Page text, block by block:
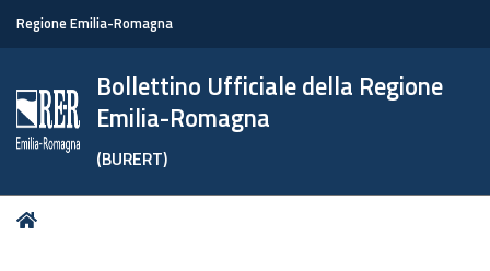
Regione Emilia-Romagna
Bollettino Ufficiale della Regione
Emilia-Romagna
(BURERT)
Tu